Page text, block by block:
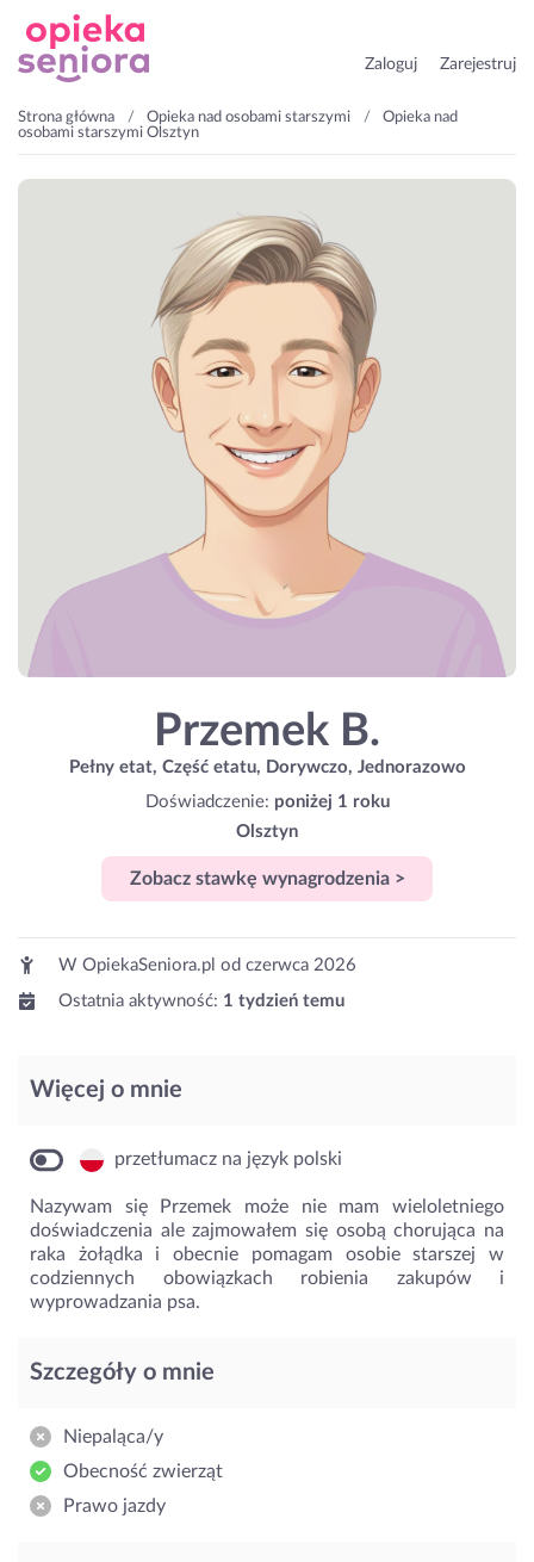
Zaloguj Zarejestruj
Strona główna Opieka nad osobami starszymi
Opieka nad
osobami starszymi Olsztyn
Przemek B.
Pełny etat, Część etatu, Dorywczo, Jednorazowo
Doświadczenie: poniżej 1 roku
Olsztyn
Zobacz stawkę wynagrodzenia >
W OpiekaSeniora.pl od czerwca 2026
Ostatnia aktywność: 1 tydzień temu
Więcej o mnie
przetłumacz na język polski
Nazywam się Przemek może nie mam wieloletniego
doświadczenia ale zajmowałem się osobą chorująca na
raka żołądka i obecnie pomagam osobie starszej w
codziennych obowiązkach robienia zakupów i
wyprowadzania psa.
Szczegóły o mnie
Niepaląca/y
Obecność zwierząt
Prawo jazdy